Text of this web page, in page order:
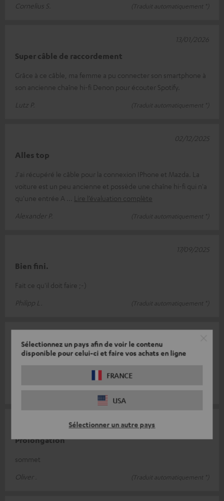
Sélectionnez un pays afin de voir le contenu
disponible pour celui-ci et faire vos achats en ligne
FRANCE
USA
Sélectionner un autre pays
Cornelius S.
(Traduit automatiquement *)
Super câble de raccordement
Grâce à ce câble, ma femme a pu connecter son smartphone à
son ancienne chaîne hi-fi Denon pour écouter Spotify.
Lutz P.
(Traduit automatiquement *)
13/01/2026
Alles top
J'ai récupéré le câble pour la connexion IPhone et Mazda. La
voiture est un peu ancienne et possède une chaîne hi-fi qui n'a
qu'une entrée A
Lire l’évaluation complète
Alexander P.
(Traduit automatiquement *)
02/12/2025
Bien fini.
Fait ce qu'il doit faire ;-)
Philipp L.
(Traduit automatiquement *)
17/09/2025
Câble
Prolongation
sommet
Oliver .
(Traduit automatiquement *)